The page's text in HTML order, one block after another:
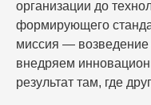
организации до
формирующего
миссия —
внедряем
результат там, где